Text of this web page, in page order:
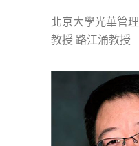
北京大學光華管
教授 路江涌教授